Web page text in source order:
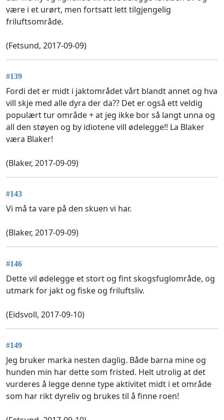
være i et urørt, men fortsatt lett tilgjengelig
friluftsområde.
(Fetsund, 2017-09-09)
#139
Fordi det er midt i jaktområdet vårt blandt annet og hva
vill skje med alle dyra der da?? Det er også ett veldig
populært tur område + at jeg ikke bor så langt unna og
all den støyen og by idiotene vill ødelegge!! La Blaker
væra Blaker!
(Blaker, 2017-09-09)
#143
Vi må ta vare på den skuen vi har.
(Blaker, 2017-09-09)
#146
Dette vil ødelegge et stort og fint skogsfuglområde, og
utmark for jakt og fiske og friluftsliv.
(Eidsvoll, 2017-09-10)
#149
Jeg bruker marka nesten daglig. Både barna mine og
hunden min har dette som fristed. Helt utrolig at det
vurderes å legge denne type aktivitet midt i et område
som har rikt dyreliv og brukes til å finne roen!